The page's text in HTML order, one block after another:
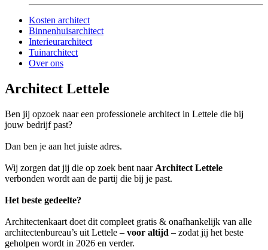
Kosten architect
Binnenhuisarchitect
Interieurarchitect
Tuinarchitect
Over ons
Architect Lettele
Ben jij opzoek naar een professionele architect in Lettele die bij
jouw bedrijf past?
Dan ben je aan het juiste adres.
Wij zorgen dat jij die op zoek bent naar Architect Lettele
verbonden wordt aan de partij die bij je past.
Het beste gedeelte?
Architectenkaart doet dit compleet gratis & onafhankelijk van alle
architectenbureau’s uit Lettele – voor altijd – zodat jij het beste
geholpen wordt in 2026 en verder.